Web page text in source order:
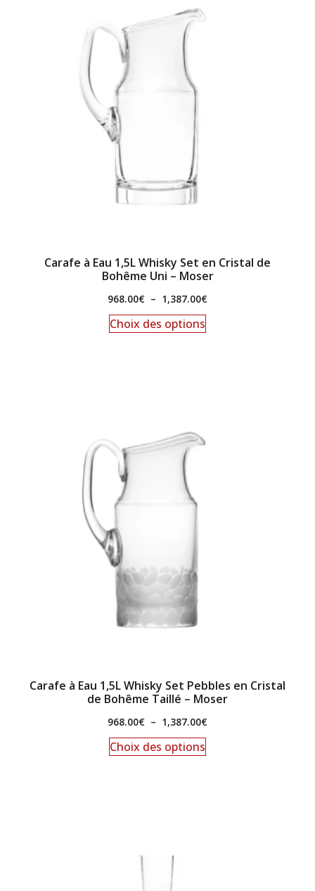
Carafe à Eau 1,5L Whisky Set en Cristal de
Bohême Uni – Moser
968.00€ – 1,387.00€
Choix des options
Carafe à Eau 1,5L Whisky Set Pebbles en Cristal
de Bohême Taillé – Moser
968.00€ – 1,387.00€
Choix des options